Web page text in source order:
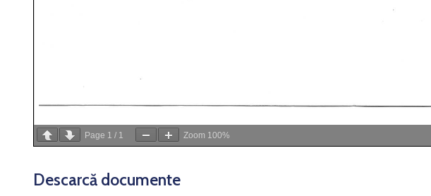
Page 1 / 1 Zoom 100%
Descarcă documente